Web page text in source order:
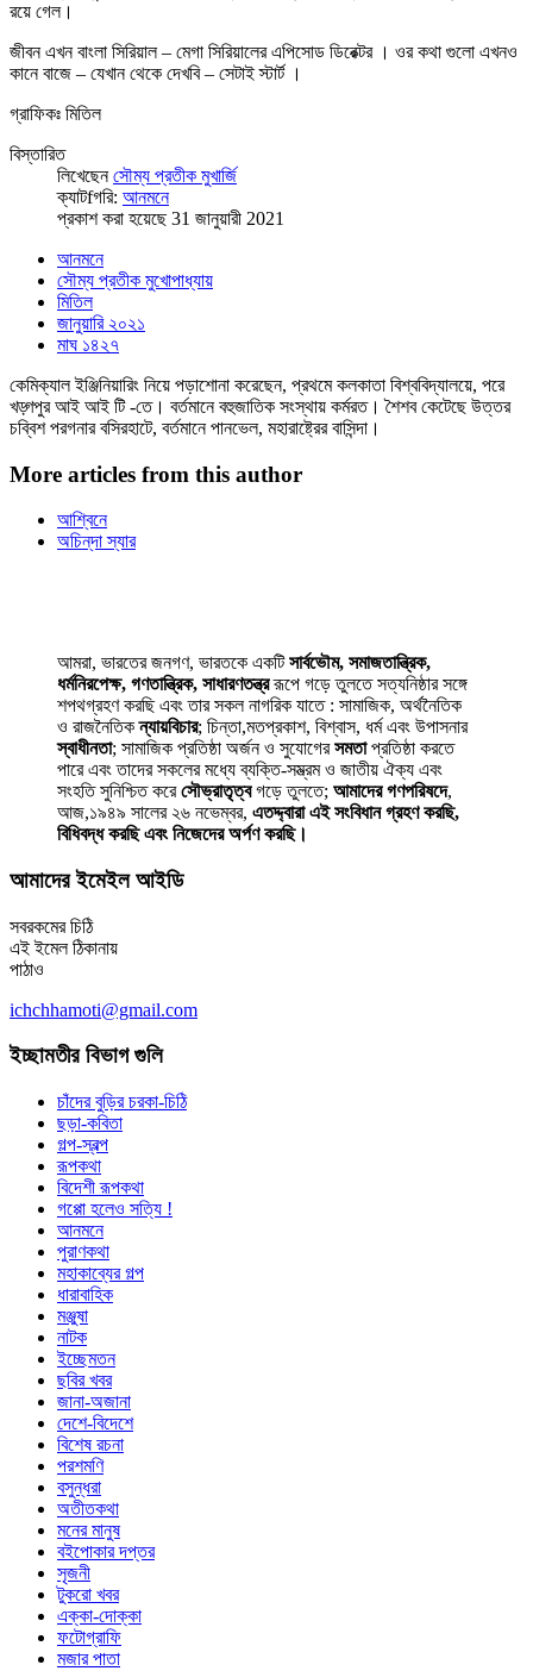
রয়ে গেল।
জীবন এখন বাংলা সিরিয়াল – মেগা সিরিয়ালের এপিসোড ডিরেক্টর । ওর কথা গুলো এখনও
কানে বাজে – যেখান থেকে দেখবি – সেটাই স্টার্ট ।
গ্রাফিকঃ মিতিল
বিস্তারিত
লিখেছেনসৌম্য প্রতীক মুখার্জি
ক্যাটfগরি: আনমনে
প্রকাশ করা হয়েছে 31 জানুয়ারী 2021
আনমনে
সৌম্য প্রতীক মুখোপাধ্যায়
মিতিল
জানুয়ারি ২০২১
মাঘ ১৪২৭
কেমিক্যাল ইঞ্জিনিয়ারিং নিয়ে পড়াশোনা করেছেন, প্রথমে কলকাতা বিশ্ববিদ্যালয়ে, পরে
খড়্গপুর আই আই টি -তে। বর্তমানে বহুজাতিক সংস্থায় কর্মরত। শৈশব কেটেছে উত্তর
চব্বিশ পরগনার বসিরহাটে, বর্তমানে পানভেল, মহারাষ্ট্রের বাসিন্দা।
More articles from this author
আশ্বিনে
অচিন্‌দা স্যার
আমরা, ভারতের জনগণ, ভারতকে একটিসার্বভৌম, সমাজতান্ত্রিক,
ধর্মনিরপেক্ষ, গণতান্ত্রিক, সাধারণতন্ত্ররূপে গড়ে তুলতে সত্যনিষ্ঠার সঙ্গে
শপথগ্রহণ করছি এবং তার সকল নাগরিক যাতে : সামাজিক, অর্থনৈতিক
ও রাজনৈতিকন্যায়বিচার; চিন্তা,মতপ্রকাশ, বিশ্বাস, ধর্ম এবং উপাসনার
স্বাধীনতা; সামাজিক প্রতিষ্ঠা অর্জন ও সুযোগেরসমতাপ্রতিষ্ঠা করতে
পারে এবং তাদের সকলের মধ্যে ব্যক্তি-সম্ভ্রম ও জাতীয় ঐক্য এবং
সংহতি সুনিশ্চিত করেসৌভ্রাতৃত্বগড়ে তুলতে; আমাদের গণপরিষদে,
আজ,১৯৪৯ সালের ২৬ নভেম্বর, এতদ্দ্বারা এই সংবিধান গ্রহণ করছি,
বিধিবদ্ধ করছি এবং নিজেদের অর্পণ করছি।
আমাদের ইমেইল আইডি
সবরকমের চিঠি
এই ইমেল ঠিকানায়
পাঠাও
ichchhamoti@gmail.com
ইচ্ছামতীর বিভাগ গুলি
চাঁদের বুড়ির চরকা-চিঠি
ছড়া-কবিতা
গল্প-স্বল্প
রূপকথা
বিদেশী রূপকথা
গপ্পো হলেও সত্যি !
আনমনে
পুরাণকথা
মহাকাব্যের গল্প
ধারাবাহিক
মঞ্জুষা
নাটক
ইচ্ছেমতন
ছবির খবর
জানা-অজানা
দেশে-বিদেশে
বিশেষ রচনা
পরশমণি
বসুন্ধরা
অতীতকথা
মনের মানুষ
বইপোকার দপ্তর
সৃজনী
টুকরো খবর
এক্কা-দোক্কা
ফটোগ্রাফি
মজার পাতা